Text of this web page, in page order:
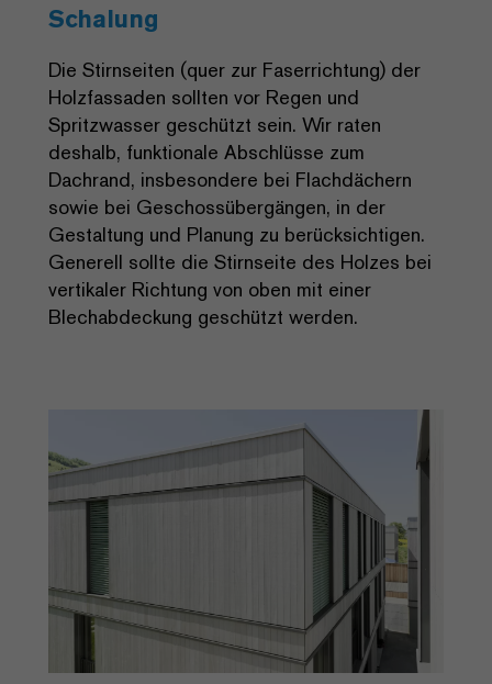
Schalung
Die Stirnseiten (quer zur Faserrichtung) der
Holzfassaden sollten vor Regen und
Spritzwasser geschützt sein. Wir raten
deshalb, funktionale Abschlüsse zum
Dachrand, insbesondere bei Flachdächern
sowie bei Geschossübergängen, in der
Gestaltung und Planung zu berücksichtigen.
Generell sollte die Stirnseite des Holzes bei
vertikaler Richtung von oben mit einer
Blechabdeckung geschützt werden.